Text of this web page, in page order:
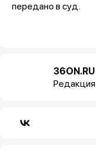
передано в суд.
36ON.RU
Редакция